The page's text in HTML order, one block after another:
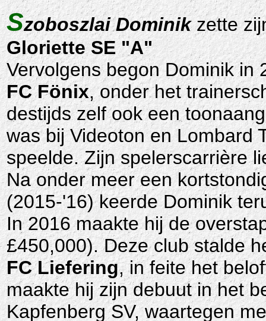
Szoboszlai Dominik zette
Gloriette SE "A"
Vervolgensbegon Dominik in
FC Fönix, onder het
destijds zelf ook een
was bij Videoton en Lombard
speelde. Zijn spelerscarrière
Na onder meer een
(2015-'16) keerde Dominik
In 2016 maakte hij de
£450,000). Deze club stalde
FC Liefering, in feite het
maakte hij zijn debuut in het
Kapfenberg SV, waartegen